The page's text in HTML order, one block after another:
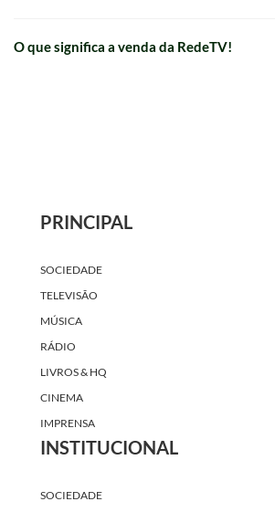
O que significa a venda da RedeTV!
PRINCIPAL
SOCIEDADE
TELEVISÃO
MÚSICA
RÁDIO
LIVROS & HQ
CINEMA
IMPRENSA
INSTITUCIONAL
SOCIEDADE